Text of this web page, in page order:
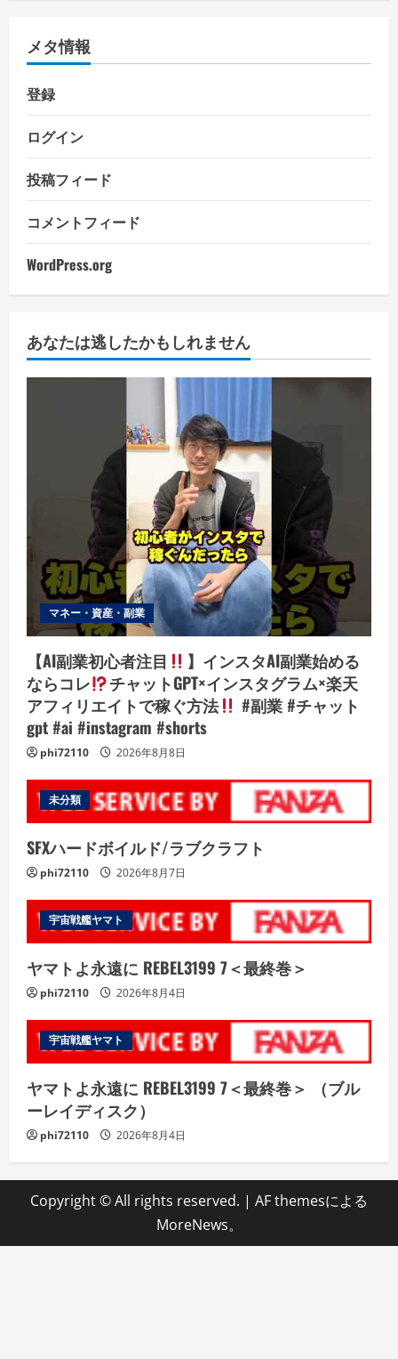
メタ情報
登録
ログイン
投稿フィード
コメントフィード
WordPress.org
あなたは逃したかもしれません
マネー・資産・副業
【AI副業初心者注目
】インスタAI副業始める
ならコレ
チャットGPT×インスタグラム×楽天
アフィリエイトで稼ぐ方法
#副業 #チャット
gpt #ai #instagram #shorts
phi72110 2026年8月8日
未分類
SFXハードボイルド/ラブクラフト
phi72110 2026年8月7日
宇宙戦艦ヤマト
ヤマトよ永遠に REBEL3199 7＜最終巻＞
phi72110 2026年8月4日
宇宙戦艦ヤマト
ヤマトよ永遠に REBEL3199 7＜最終巻＞ （ブル
ーレイディスク）
phi72110 2026年8月4日
Copyright © All rights reserved. | AF themesによる
MoreNews。